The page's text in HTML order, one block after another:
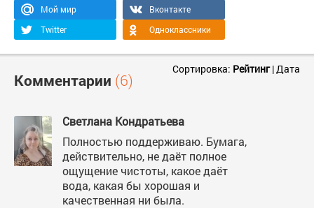
Мой мир
Вконтакте
Twitter
Одноклассники
Комментарии (6)
Сортировка: Рейтинг|Дата
Светлана Кондратьева
Полностью поддерживаю. Бумага,
действительно, не даёт полное
ощущение чистоты, какое даёт
вода, какая бы хорошая и
качественная ни была.